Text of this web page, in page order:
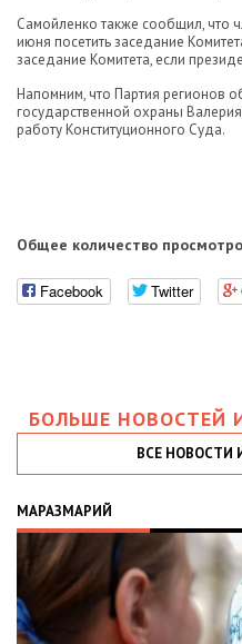
Самойленко также сообщил, что
июня посетить заседание
заседание Комитета, если
Напомним, что Партия регионов
государственной охраны
работу Конституционного Суда.
Общее количество
Facebook Twitter
БОЛЬШЕ НОВОСТЕЙ
ВСЕ НОВОСТИ
МАРАЗМАРИЙ